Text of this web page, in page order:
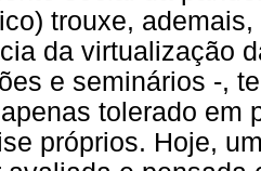
trouxe,
da virtualização
e seminários -,
tolerado em
próprios. Hoje,